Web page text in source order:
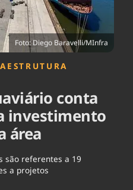
Foto: Diego Baravelli/MInfra
conta
investimento
área
são referentes a 19
a projetos